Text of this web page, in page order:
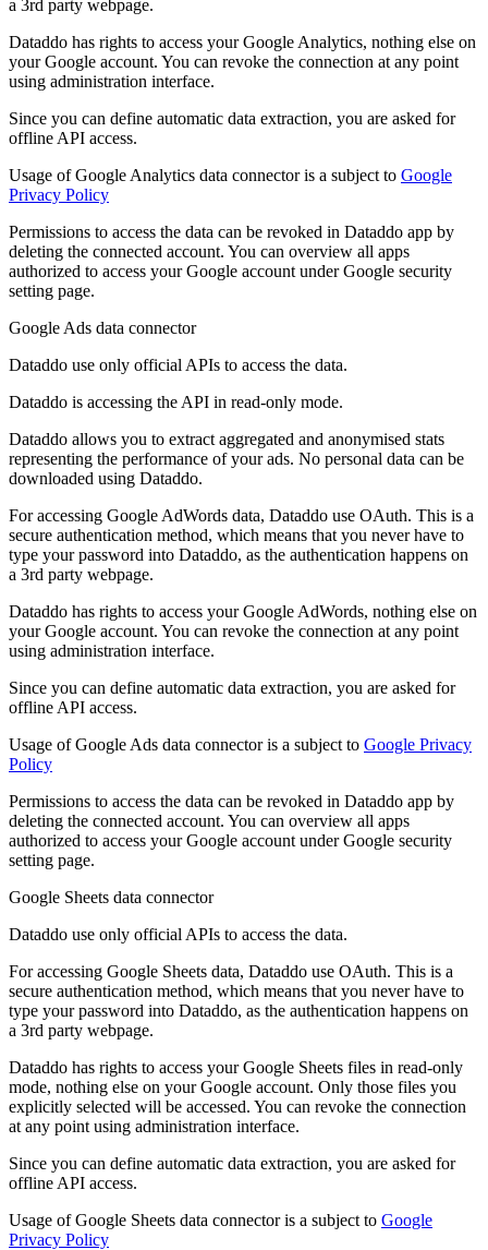
a 3rd party webpage.
Dataddo has rights to access your Google Analytics, nothing else on
your Google account. You can revoke the connection at any point
using administration interface.
Since you can define automatic data extraction, you are asked for
offline API access.
Usage of Google Analytics data connector is a subject to Google
Privacy Policy
Permissions to access the data can be revoked in Dataddo app by
deleting the connected account. You can overview all apps
authorized to access your Google account under Google security
setting page.
Google Ads data connector
Dataddo use only official APIs to access the data.
Dataddo is accessing the API in read-only mode.
Dataddo allows you to extract aggregated and anonymised stats
representing the performance of your ads. No personal data can be
downloaded using Dataddo.
For accessing Google AdWords data, Dataddo use OAuth. This is a
secure authentication method, which means that you never have to
type your password into Dataddo, as the authentication happens on
a 3rd party webpage.
Dataddo has rights to access your Google AdWords, nothing else on
your Google account. You can revoke the connection at any point
using administration interface.
Since you can define automatic data extraction, you are asked for
offline API access.
Usage of Google Ads data connector is a subject to Google Privacy
Policy
Permissions to access the data can be revoked in Dataddo app by
deleting the connected account. You can overview all apps
authorized to access your Google account under Google security
setting page.
Google Sheets data connector
Dataddo use only official APIs to access the data.
For accessing Google Sheets data, Dataddo use OAuth. This is a
secure authentication method, which means that you never have to
type your password into Dataddo, as the authentication happens on
a 3rd party webpage.
Dataddo has rights to access your Google Sheets files in read-only
mode, nothing else on your Google account. Only those files you
explicitly selected will be accessed. You can revoke the connection
at any point using administration interface.
Since you can define automatic data extraction, you are asked for
offline API access.
Usage of Google Sheets data connector is a subject to Google
Privacy Policy